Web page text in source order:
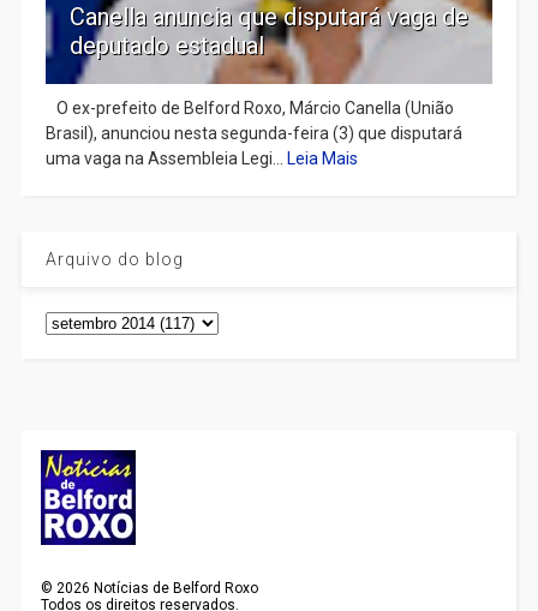
Canella anuncia que disputará vaga de
deputado estadual
​ O ex-prefeito de Belford Roxo, Márcio Canella (União
Brasil), anunciou nesta segunda-feira (3) que disputará
uma vaga na Assembleia Legi...
Leia Mais
Arquivo do blog
©2026 Notícias de Belford Roxo
Todos os direitos reservados.